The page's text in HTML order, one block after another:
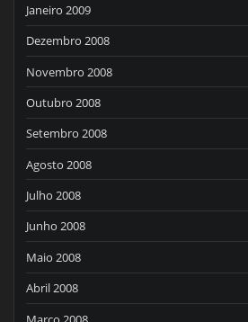
Janeiro 2009
Dezembro 2008
Novembro 2008
Outubro 2008
Setembro 2008
Agosto 2008
Julho 2008
Junho 2008
Maio 2008
Abril 2008